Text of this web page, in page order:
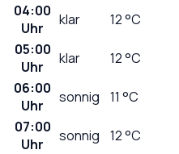
04:00
Uhr
klar 12°C
05:00
Uhr
klar 12°C
06:00
Uhr
sonnig 11 °C
07:00
Uhr
sonnig 12°C